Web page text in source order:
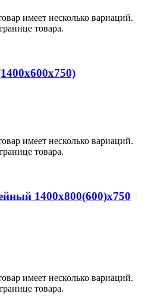
имеет несколько вариаций.
товара.
имеет несколько вариаций.
товара.
1400х800(600)х750
имеет несколько вариаций.
товара.